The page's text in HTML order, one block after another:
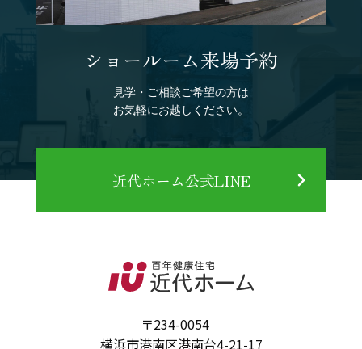
ショールーム来場予約
見学・ご相談ご希望の方は
お気軽にお越しください。
近代ホーム公式LINE
〒234-0054
横浜市港南区港南台4-21-17